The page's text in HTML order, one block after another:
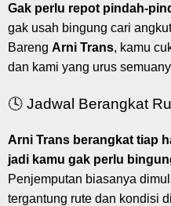
Gak perlu repot pindah-
gak usah bingung cari
Bareng Arni Trans, kamu
dan kami yang urus
🕓 Jadwal Berangkat
Arni Trans berangkat tiap
jadi kamu gak perlu
Penjemputan biasanya
tergantung rute dan kondisi